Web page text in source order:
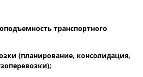
транспортного
(планирование, консолидация,